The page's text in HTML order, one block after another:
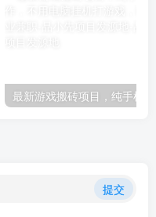
提交